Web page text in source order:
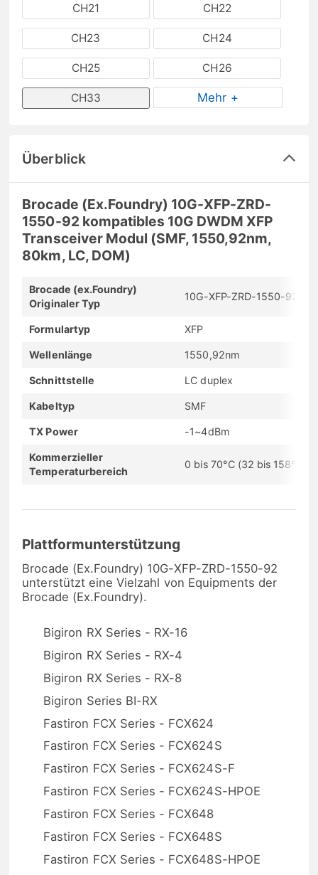
CH21 CH22
CH23 CH24
CH25 CH26
CH33 Mehr +
Überblick
Brocade (Ex.Foundry) 10G-XFP-ZRD-
1550-92 kompatibles 10G DWDM XFP
Transceiver Modul (SMF, 1550,92nm,
80km, LC, DOM)
Brocade (ex.Foundry)
Originaler Typ
10G-XFP-ZRD-1550-92
Formulartyp XFP
Wellenlänge 1550,92nm
Schnittstelle LC duplex
Kabeltyp SMF
TX Power -1~4dBm
Kommerzieller
Temperaturbereich
0 bis 70°C (32 bis 158°F)
Plattformunterstützung
Brocade (Ex.Foundry) 10G-XFP-ZRD-1550-92
unterstützt eine Vielzahl von Equipments der
Brocade (Ex.Foundry).
Bigiron RX Series - RX-16
Bigiron RX Series - RX-4
Bigiron RX Series - RX-8
Bigiron Series BI-RX
Fastiron FCX Series - FCX624
Fastiron FCX Series - FCX624S
Fastiron FCX Series - FCX624S-F
Fastiron FCX Series - FCX624S-HPOE
Fastiron FCX Series - FCX648
Fastiron FCX Series - FCX648S
Fastiron FCX Series - FCX648S-HPOE